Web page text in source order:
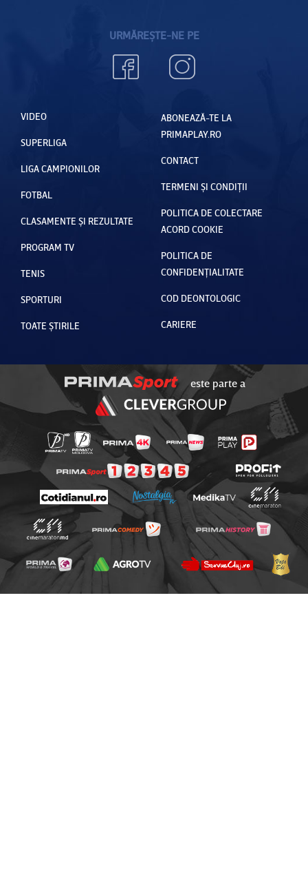
URMĂREȘTE-NE PE
VIDEO
SUPERLIGA
LIGA CAMPIONILOR
FOTBAL
CLASAMENTE ȘI REZULTATE
PROGRAM TV
TENIS
SPORTURI
TOATE ȘTIRILE
ABONEAZĂ-TE LA
PRIMAPLAY.RO
CONTACT
TERMENI ȘI CONDIȚII
POLITICA DE COLECTARE
ACORD COOKIE
POLITICA DE
CONFIDENȚIALITATE
COD DEONTOLOGIC
CARIERE
este parte a